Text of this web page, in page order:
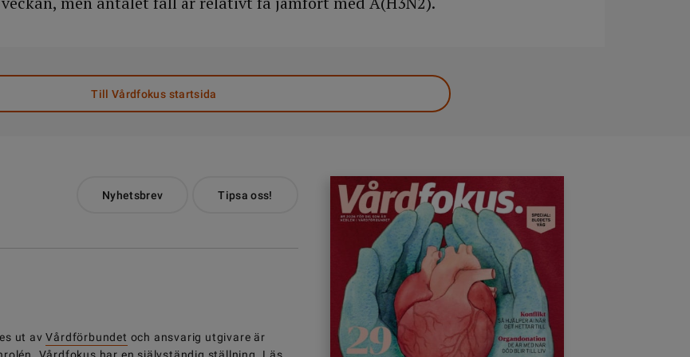
Till Vårdfokus startsida
Nyhetsbrev Tipsa oss!
ut avVårdförbundet och ansvarig utgivare är